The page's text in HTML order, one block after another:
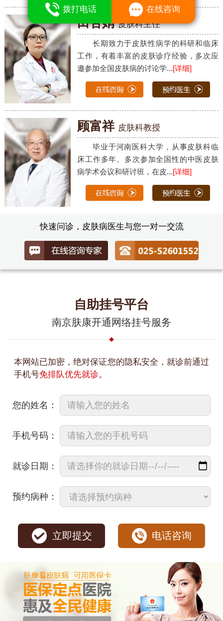
田杏娟 皮肤科主任
长期致力于皮肤性病学的科研和临床
工作，有着丰富的皮肤诊疗经验，多次应
邀参加全国皮肤病的讨论学...[详细]
顾富祥 皮肤科教授
毕业于河南医科大学，从事皮肤科临
床工作多年。多次参加全国性的中医皮肤
病学术会议和研讨班，在皮...[详细]
快速问诊，皮肤病医生与您一对一交流
自助挂号平台
南京肤康开通网络挂号服务
本网站已加密，绝对保证您的隐私安全，就诊前通过
手机号免排队优先就诊。
您的姓名：
手机号码：
就诊日期：
预约病种：
立即提交 电话咨询
拨打电话
7
在线咨询